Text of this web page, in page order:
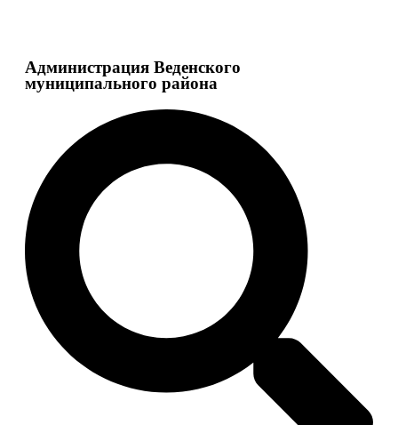
Администрация Веденского
муниципального района